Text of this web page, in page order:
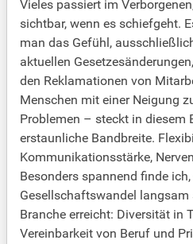
Vieles passiert im
sichtbar, wenn es schiefgeht.
man das Gefühl,
aktuellen
den Reklamationen von
Menschen mit einer Neigung
Problemen – steckt in diesem
erstaunliche Bandbreite.
Kommunikationsstärke,
Besonders spannend finde
Gesellschaftswandel langsam
Branche erreicht: Diversität in
Vereinbarkeit von Beruf und